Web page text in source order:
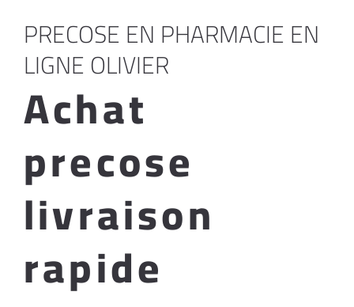
PRECOSE EN PHARMACIE EN
LIGNE OLIVIER
Achat
precose
livraison
rapide